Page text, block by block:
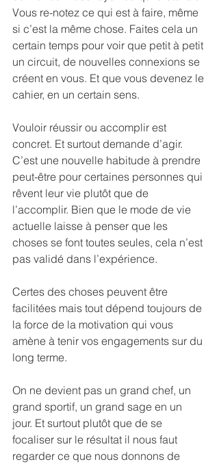
Vous re-notez ce qui est à faire, même
si c’est la même chose. Faites cela un
certain temps pour voir que petit à petit
un circuit, de nouvelles connexions se
créent en vous. Et que vous devenez le
cahier, en un certain sens.
Vouloir réussir ou accomplir est
concret. Et surtout demande d’agir.
C’est une nouvelle habitude à prendre
peut-être pour certaines personnes qui
rêvent leur vie plutôt que de
l’accomplir. Bien que le mode de vie
actuelle laisse à penser que les
choses se font toutes seules, cela n’est
pas validé dans l’expérience.
Certes des choses peuvent être
facilitées mais tout dépend toujours de
la force de la motivation qui vous
amène à tenir vos engagements sur du
long terme.
On ne devient pas un grand chef, un
grand sportif, un grand sage en un
jour. Et surtout plutôt que de se
focaliser sur le résultat il nous faut
regarder ce que nous donnons de